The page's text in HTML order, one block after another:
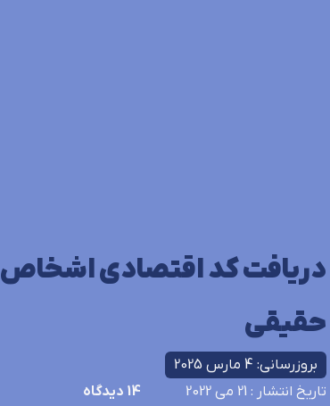
دریافت کد اقتصادی اشخاص
حقیقی
بروزرسانی: 4 مارس 2025
تاریخ انتشار : 21 می 2022 14 دیدگاه